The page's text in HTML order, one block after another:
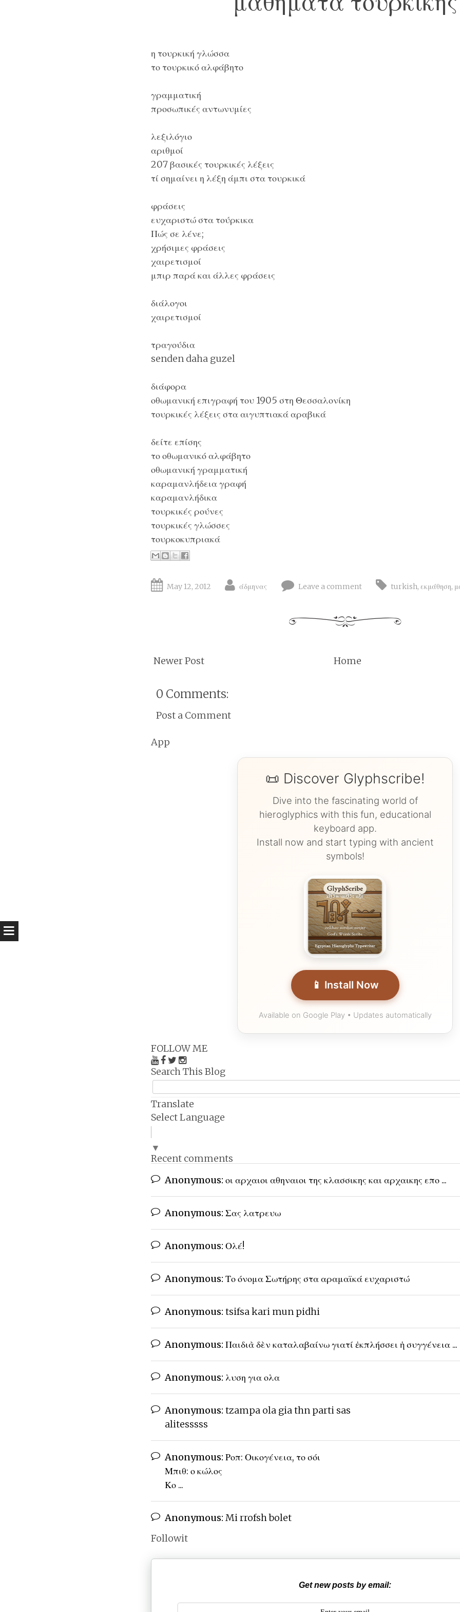
η τουρκική γλώσσα
το τουρκικό αλφάβητο
γραμματική
προσωπικές αντωνυμίες
λεξιλόγιο
αριθμοί
207 βασικές τουρκικές λέξεις
τί σημαίνει η λέξη άμπι στα τουρκικά
φράσεις
ευχαριστώ στα τούρκικα
Πώς σε λένε;
χρήσιμες φράσεις
χαιρετισμοί
μπιρ παρά και άλλες φράσεις
διάλογοι
χαιρετισμοί
τραγούδια
senden daha guzel
διάφορα
οθωμανική επιγραφή του 1905 στη Θεσσαλονίκη
τουρκικές λέξεις στα αιγυπτιακά αραβικά
δείτε επίσης
το οθωμανικό αλφάβητο
οθωμανική γραμματική
καραμανλήδεια γραφή
καραμανλήδικα
τουρκικές ρούνες
τουρκικές γλώσσες
τουρκοκυπριακά
May 12, 2012 άδμηνας Leave a comment turkish,εκμάθηση,
Newer Post Home
0 Comments:
Post a Comment
App
📜 Discover Glyphscribe!
Dive into the fascinating world of
hieroglyphics with this fun, educational
keyboard app.
Install now and start typing with ancient
symbols!
📱 Install Now
Available on Google Play • Updates automatically
FOLLOW ME
Search This Blog
Translate
Select Language
▼
Recent comments
Anonymous: οι αρχαιοι αθηναιοι της κλασσικης και αρχαικης επο ...
Anonymous: Σας λατρευω
Anonymous: Ολέ!
Anonymous: Το όνομα Σωτήρης στα αραμαϊκά ευχαριστώ
Anonymous: tsifsa kari mun pidhi
Anonymous: Παιδιὰ δὲν καταλαβαίνω γιατί ἐκπλήσσει ἡ συγγένεια ...
Anonymous: λυση για ολα
Anonymous: tzampa ola gia thn parti sas
alitesssss
Anonymous: Ροπ: Οικογένεια, το σόι
Μπιθ: ο κώλος
Κο ...
Anonymous: Mi rrofsh bolet
Followit
Get new posts by email: